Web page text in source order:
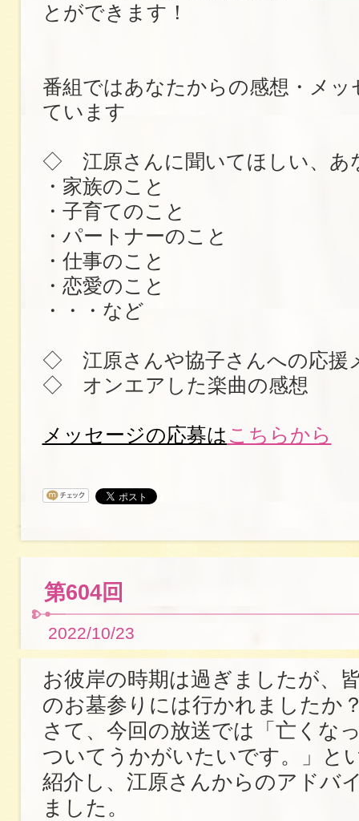
とができます！
番組ではあなたからの感想・メッ
ています
◇ 江原さんに聞いてほしい、あ
・家族のこと
・子育てのこと
・パートナーのこと
・仕事のこと
・恋愛のこと
・・・など
◇ 江原さんや協子さんへの応援
◇ オンエアした楽曲の感想
メッセージの応募は こちらから
第604回
2022/10/23
お彼岸の時期は過ぎましたが、
のお墓参りには行かれましたか
さて、今回の放送では「亡くな
ついてうかがいたいです。」と
紹介し、江原さんからのアドバ
ました。